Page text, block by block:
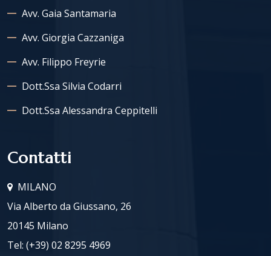
Avv. Gaia Santamaria
Avv. Giorgia Cazzaniga
Avv. Filippo Freyrie
Dott.ssa Silvia Codarri
Dott.ssa Alessandra Ceppitelli
Contatti
MILANO
Via Alberto da Giussano, 26
20145 Milano
Tel: (+39) 02 8295 4969